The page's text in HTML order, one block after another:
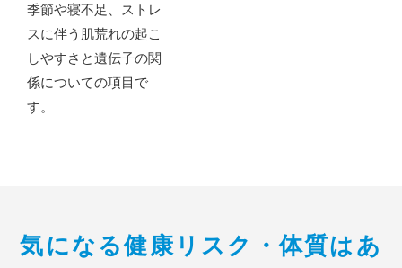
季節や寝不足、ストレ
スに伴う肌荒れの起こ
しやすさと遺伝子の関
係についての項目で
す。
気になる健康リスク・体質はあ